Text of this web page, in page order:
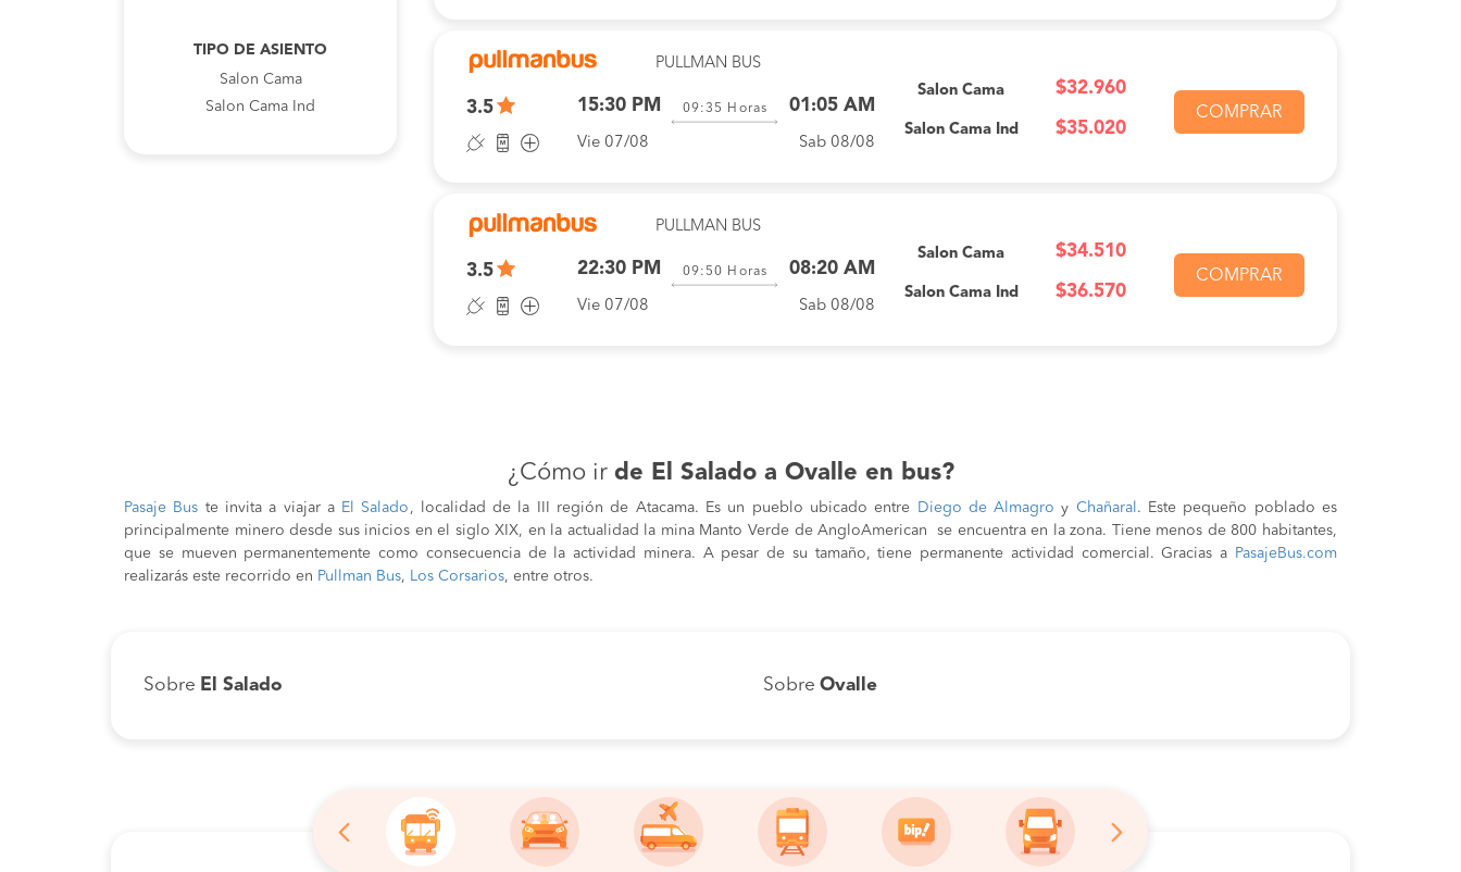
TIPO DE ASIENTO
Salon Cama
Salon Cama Ind
PULLMAN BUS
3.5 15:30 PM 09:35 Horas 01:05 AM
Vie 07/08 Sab 08/08
Salon Cama
Salon Cama Ind
$32.960
$35.020
COMPRAR
PULLMAN BUS
3.5 22:30 PM 09:50 Horas 08:20 AM
Vie 07/08 Sab 08/08
Salon Cama
Salon Cama Ind
$34.510
$36.570
COMPRAR
¿Cómo ir de El Salado a Ovalle en bus?
Pasaje Bus te invita a viajar a El Salado , localidad de la III región de Atacama. Es un pueblo ubicado entre Diego de Almagro y Chañaral . Este pequeño poblado es
principalmente minero desde sus inicios en el siglo XIX, en la actualidad la mina Manto Verde de AngloAmerican se encuentra en la zona. Tiene menos de 800 habitantes,
que se mueven permanentemente como consecuencia de la actividad minera. A pesar de su tamaño, tiene permanente actividad comercial. Gracias a
PasajeBus.com
realizarás este recorrido en Pullman Bus, Los Corsarios, entre otros.
Sobre El Salado Sobre Ovalle